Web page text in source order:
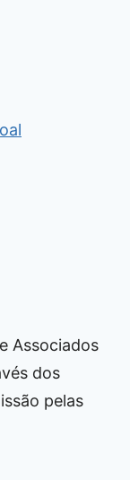
Associados
dos
pelas